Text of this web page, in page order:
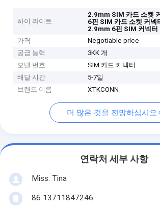
하이 라이트
2.9mm SIM 카드 소켓
6핀 SIM 카드 소켓 커넥
2.9mm 6핀 SIM 커넥터
가격
Negotiable price
공급 능력
3KK 개
모델 번호
SIM 카드 커넥터
배달 시간
5-7일
브랜드 이름
XTKCONN
더 많은 것을 전망하십시오
연락처 세부 사항
Miss. Tina
86 13711847246